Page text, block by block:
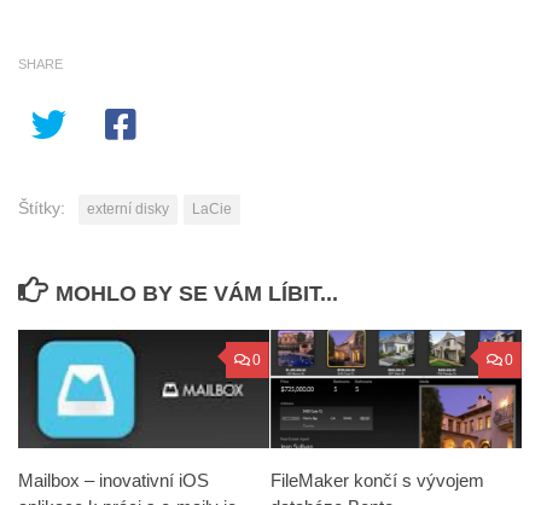
SHARE
Štítky: externí disky LaCie
MOHLO BY SE VÁM LÍBIT...
0
Mailbox – inovativní iOS
0
FileMaker končí s vývojem